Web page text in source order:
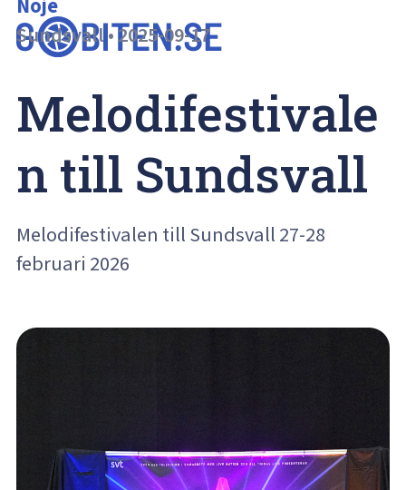
Nöje
Sundsvall•2025-09-17
Melodifestivale
n till Sundsvall
Melodifestivalen till Sundsvall 27-28